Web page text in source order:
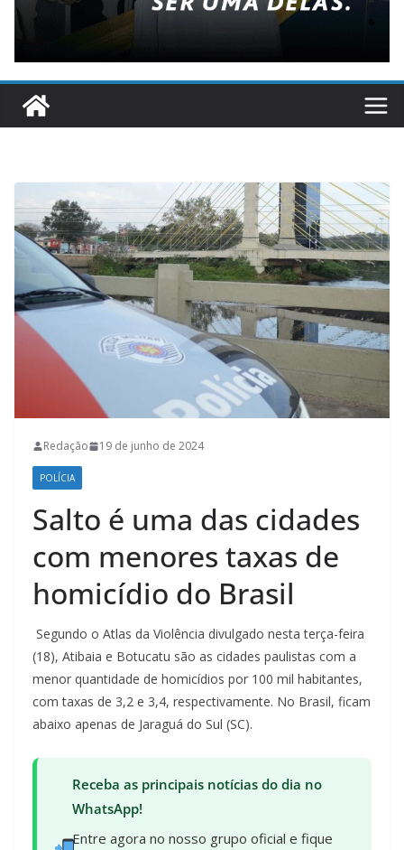
Redação 19 de junho de 2024
POLÍCIA
Salto é uma das cidades
com menores taxas de
homicídio do Brasil
Segundo o Atlas da Violência divulgado nesta terça-feira
(18), Atibaia e Botucatu são as cidades paulistas com a
menor quantidade de homicídios por 100 mil habitantes,
com taxas de 3,2 e 3,4, respectivamente. No Brasil, ficam
abaixo apenas de Jaraguá do Sul (SC).
Receba as principais notícias do dia no
WhatsApp!
Entre agora no nosso grupo oficial e fique